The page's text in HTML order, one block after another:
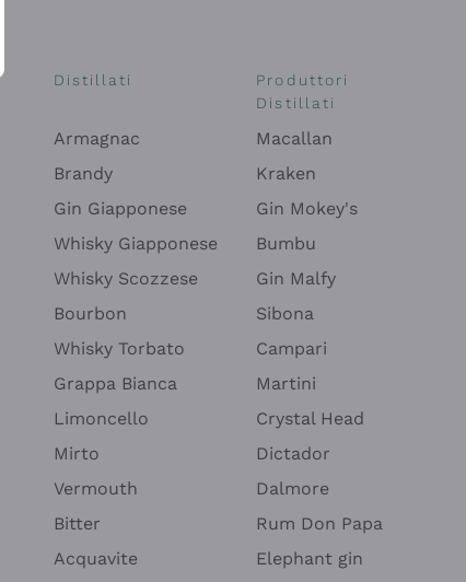
Distillati
Armagnac
Brandy
Gin Giapponese
Whisky Giapponese
Whisky Scozzese
Bourbon
Whisky Torbato
Grappa Bianca
Limoncello
Mirto
Vermouth
Bitter
Acquavite
Produttori
Distillati
Macallan
Kraken
Gin Mokey's
Bumbu
Gin Malfy
Sibona
Campari
Martini
Crystal Head
Dictador
Dalmore
Rum Don Papa
Elephant gin